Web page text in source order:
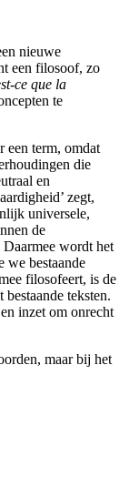
nieuwe
een filosoof, zo
ce que la
te
een term, omdat
die
en
zegt,
universele,
de
wordt het
we bestaande
filosofeert, is de
teksten.
inzet om onrecht
maar bij het